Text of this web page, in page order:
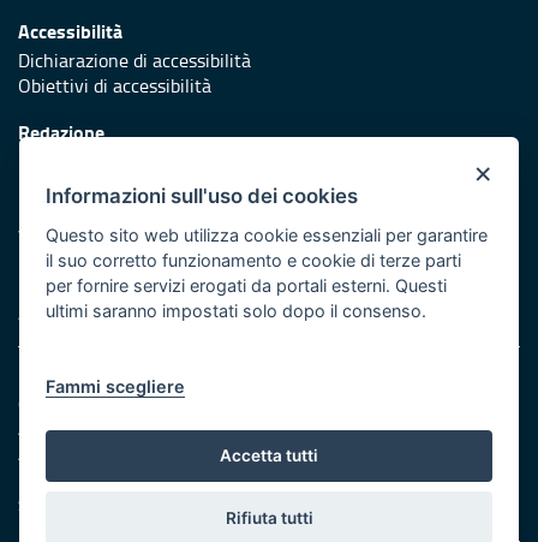
Accessibilità
Dichiarazione di accessibilità
Obiettivi di accessibilità
Redazione
Protezione civile
Vai al sito di Protezione Civile Puglia
Iniziativa finanziata con risorse del POR Puglia 2014/2020 -
Asse XI
Note legali
Cookie e privacy
Amministrazione trasparente
Atti di notifica
Feed RSS
Servizi intranet
×
Informazioni sull'uso dei cookies
Questo sito web utilizza cookie essenziali per garantire
il suo corretto funzionamento e cookie di terze parti
per fornire servizi erogati da portali esterni. Questi
ultimi saranno impostati solo dopo il consenso.
Fammi scegliere
Accetta tutti
Rifiuta tutti